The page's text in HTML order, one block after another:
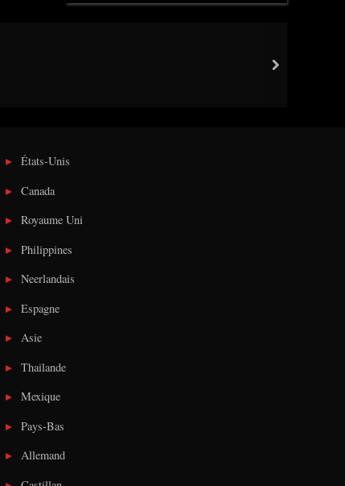
next
États-Unis
Canada
Royaume Uni
Philippines
Neerlandais
Espagne
Asie
Thailande
Mexique
Pays-Bas
Allemand